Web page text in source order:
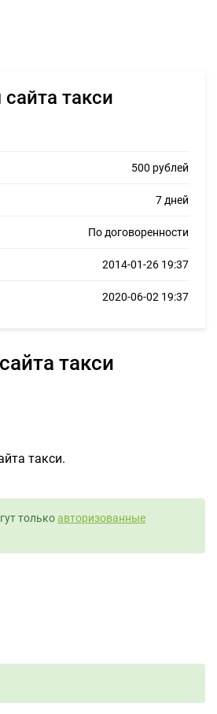
такси
500 рублей
7 дней
По договоренности
2014-01-26 19:37
2020-06-02 19:37
такси
такси.
толькоавторизованные